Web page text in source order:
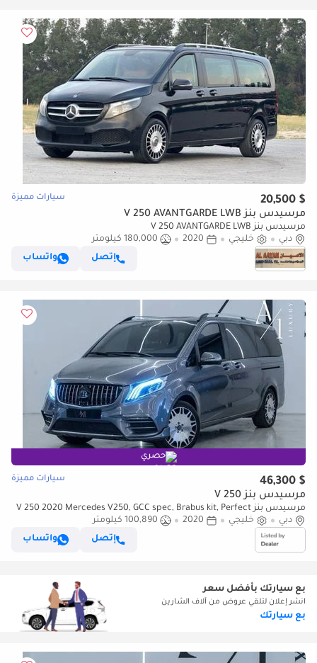
$ 20,500 سيارات مميزة
مرسيدس بنز V 250 AVANTGARDE LWB
مرسيدس بنز V 250 AVANTGARDE LWB
دبي
خليجي 2020
180,000 كيلومتر
إتصل
واتساب
حصري
$ 46,300 سيارات مميزة
مرسيدس بنز V 250
مرسيدس بنز V 250 2020 Mercedes V250, GCC spec, Brabus kit, Perfect
Condition
دبي خليجي 2020
100,890 كيلومتر
إتصل
واتساب
بع سيارتك بأفضل سعر
انشر إعلان لتلقي عروض من آلاف الشارين
بع سيارتك